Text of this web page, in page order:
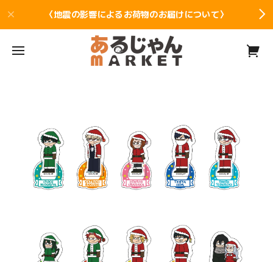
〈地震の影響によるお荷物のお届けについて〉